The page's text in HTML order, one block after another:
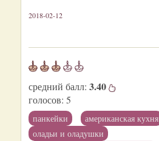
2018-02-12
средний балл: 3.40
голосов: 5
панкейки
американская кухня
оладьи и оладушки